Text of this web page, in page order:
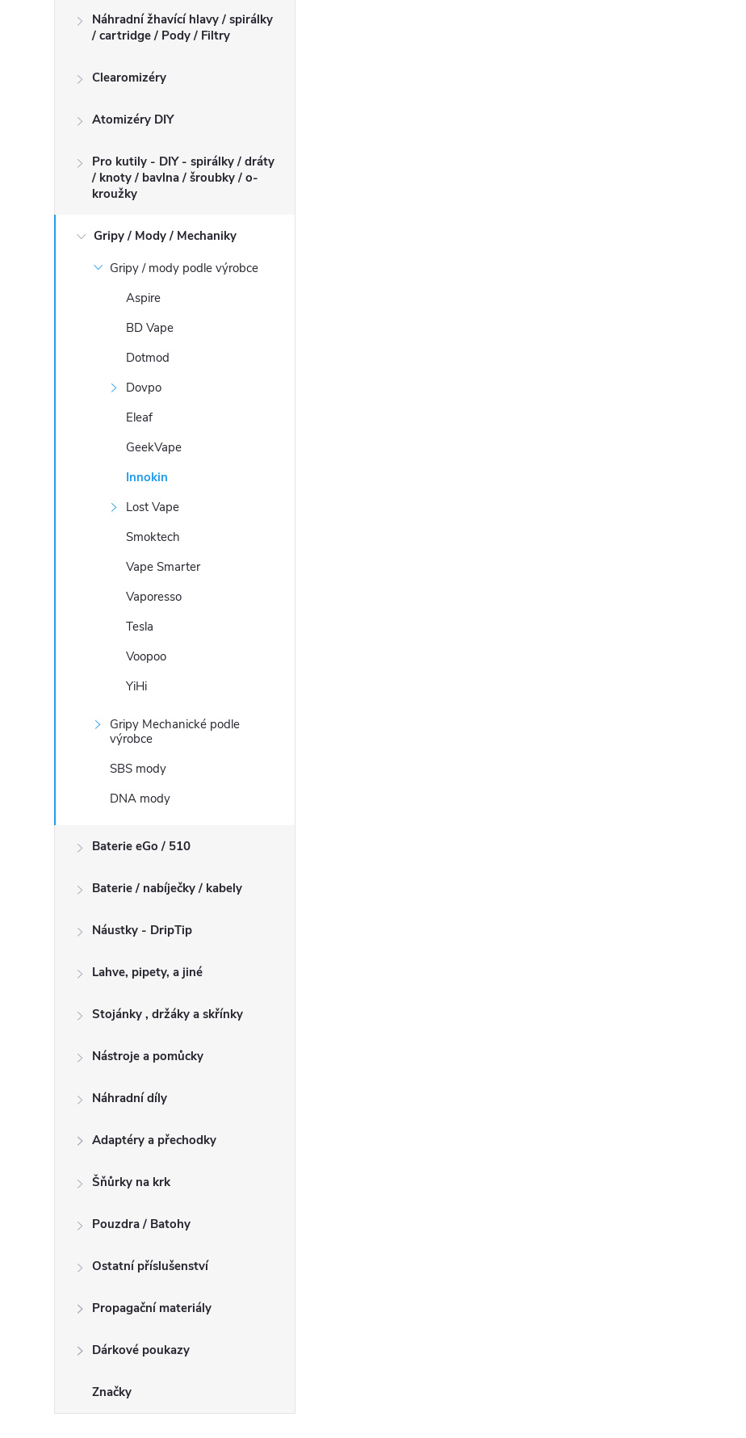
Náhradní žhavící hlavy / spirálky
/ cartridge / Pody / Filtry
Clearomizéry
Atomizéry DIY
Pro kutily - DIY - spirálky / dráty
/ knoty / bavlna / šroubky / o-
kroužky
Gripy / Mody / Mechaniky
Gripy / mody podle výrobce
Aspire
BD Vape
Dotmod
Dovpo
Eleaf
GeekVape
Innokin
Lost Vape
Smoktech
Vape Smarter
Vaporesso
Tesla
Voopoo
YiHi
Gripy Mechanické podle
výrobce
SBS mody
DNA mody
Baterie eGo / 510
Baterie / nabíječky / kabely
Náustky - DripTip
Lahve, pipety, a jiné
Stojánky , držáky a skřínky
Nástroje a pomůcky
Náhradní díly
Adaptéry a přechodky
Šňůrky na krk
Pouzdra / Batohy
Ostatní příslušenství
Propagační materiály
Dárkové poukazy
Značky